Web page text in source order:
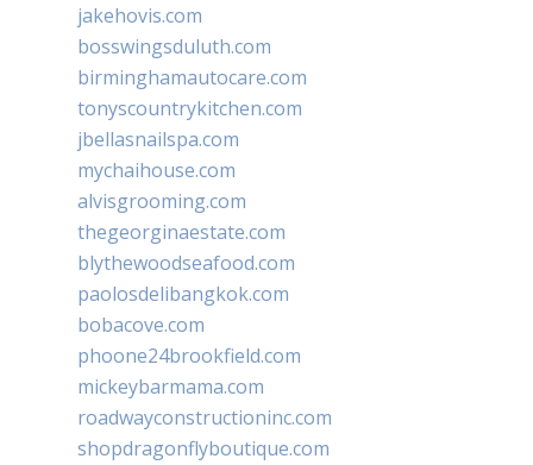
jakehovis.com
bosswingsduluth.com
birminghamautocare.com
tonyscountrykitchen.com
jbellasnailspa.com
mychaihouse.com
alvisgrooming.com
thegeorginaestate.com
blythewoodseafood.com
paolosdelibangkok.com
bobacove.com
phoone24brookfield.com
mickeybarmama.com
roadwayconstructioninc.com
shopdragonflyboutique.com